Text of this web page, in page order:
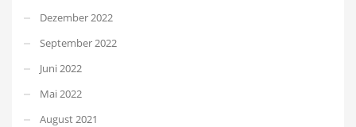
Dezember 2022
September 2022
Juni 2022
Mai 2022
August 2021